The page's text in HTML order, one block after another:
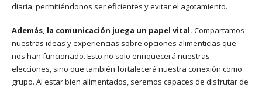
diaria, permitiéndonos ser eficientes y evitar el agotamiento.
Además, la comunicación juega un papel vital. Compartamos
nuestras ideas y experiencias sobre opciones alimenticias que
nos han funcionado. Esto no solo enriquecerá nuestras
elecciones, sino que también fortalecerá nuestra conexión como
grupo. Al estar bien alimentados, seremos capaces de disfrutar de